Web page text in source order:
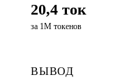
20,4 ток
за 1М токенов
ВЫВОД